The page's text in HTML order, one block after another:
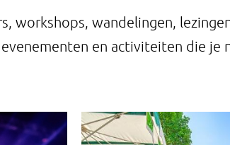
workshops, wandelingen,
en activiteiten die je